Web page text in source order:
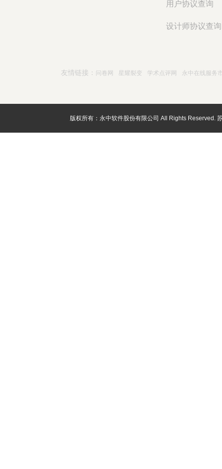
用户协议查询
设计师协议查询
友情链接： 问卷网 星耀裂变 学术点评网 永中在线服务
版权所有：永中软件股份有限公司 All Rights Reserved.